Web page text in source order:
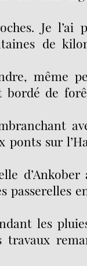
Je l’ai
de
même
bordé de
sur
passerelles
les
travaux